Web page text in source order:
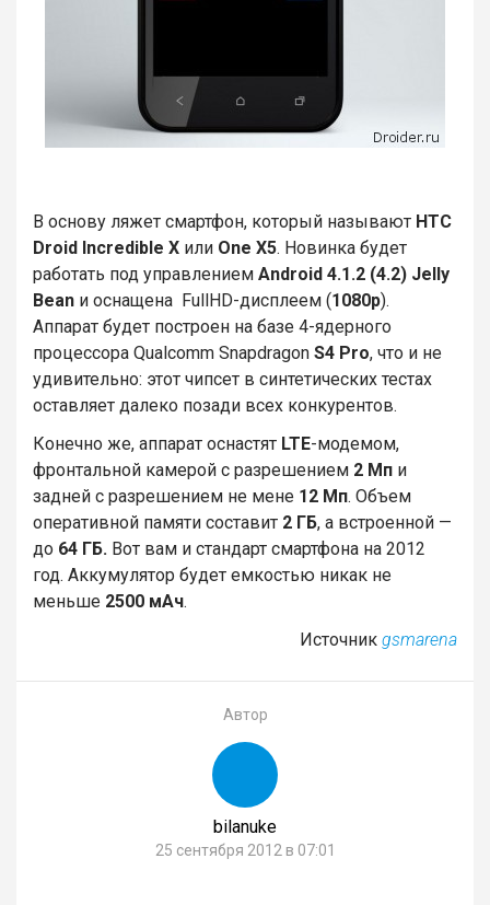
В основу ляжет смартфон, который называют HTC
Droid Incredible X или One X5. Новинка будет
работать под управлением Android 4.1.2 (4.2) Jelly
Bean и оснащена FullHD-дисплеем (1080p).
Аппарат будет построен на базе 4-ядерного
процессора Qualcomm Snapdragon S4 Pro, что и не
удивительно: этот чипсет в синтетических тестах
оставляет далеко позади всех конкурентов.
Конечно же, аппарат оснастят LTE-модемом,
фронтальной камерой с разрешением 2 Мп и
задней с разрешением не мене 12 Мп. Объем
оперативной памяти составит 2 ГБ, а встроенной —
до 64 ГБ. Вот вам и стандарт смартфона на 2012
год. Аккумулятор будет емкостью никак не
меньше 2500 мАч.
Источник gsmarena
Автор
bilanuke
25 сентября 2012 в 07:01